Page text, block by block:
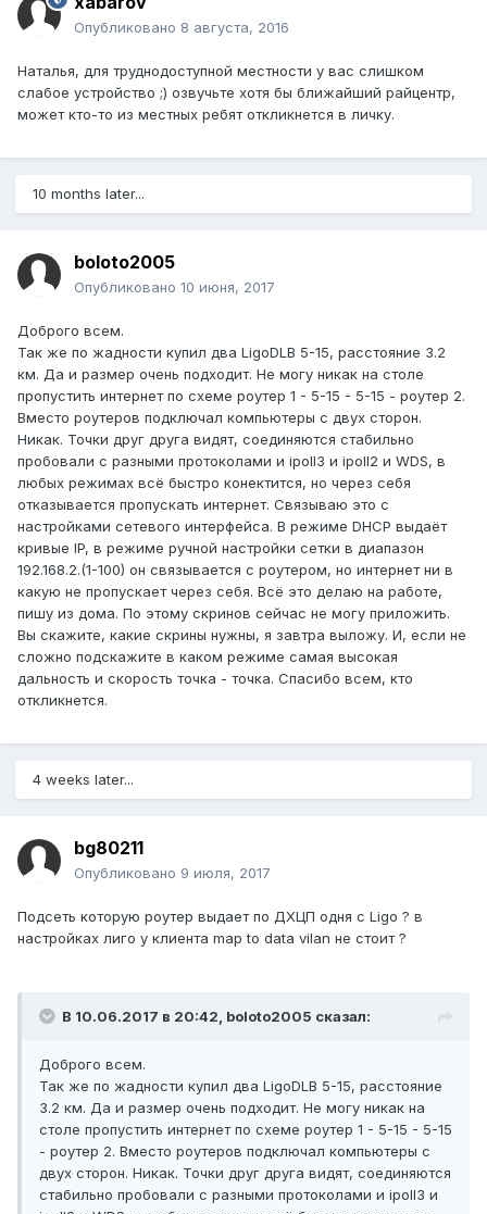
Опубликовано 8 августа, 2016
Наталья, для труднодоступной местности у вас слишком
слабое устройство ;) озвучьте хотя бы ближайший райцентр,
может кто-то из местных ребят откликнется в личку.
10 months later...
boloto2005
Опубликовано 10 июня, 2017
Доброго всем.
Так же по жадности купил два LigoDLB 5-15, расстояние 3.2
км. Да и размер очень подходит. Не могу никак на столе
пропустить интернет по схеме роутер 1 - 5-15 - 5-15 - роутер 2.
Вместо роутеров подключал компьютеры с двух сторон.
Никак. Точки друг друга видят, соединяются стабильно
пробовали с разными протоколами и ipoll3 и ipoll2 и WDS, в
любых режимах всё быстро конектится, но через себя
отказывается пропускать интернет. Связываю это с
настройками сетевого интерфейса. В режиме DHCP выдаёт
кривые IP, в режиме ручной настройки сетки в диапазон
192.168.2.(1-100) он связывается с роутером, но интернет ни в
какую не пропускает через себя. Всё это делаю на работе,
пишу из дома. По этому скринов сейчас не могу приложить.
Вы скажите, какие скрины нужны, я завтра выложу. И, если не
сложно подскажите в каком режиме самая высокая
дальность и скорость точка - точка. Спасибо всем, кто
откликнется.
4 weeks later...
bg80211
Опубликовано 9 июля, 2017
Подсеть которую роутер выдает по ДХЦП одня с Ligo ? в
настройках лиго у клиента map to data vilan не стоит ?
В 10.06.2017 в 20:42, boloto2005 сказал:
Доброго всем.
Так же по жадности купил два LigoDLB 5-15, расстояние
3.2 км. Да и размер очень подходит. Не могу никак на
столе пропустить интернет по схеме роутер 1 - 5-15 - 5-15
- роутер 2. Вместо роутеров подключал компьютеры с
двух сторон. Никак. Точки друг друга видят, соединяются
стабильно пробовали с разными протоколами и ipoll3 и